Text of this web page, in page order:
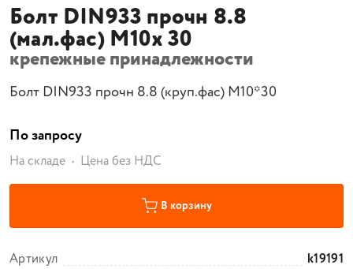
Болт DIN933 прочн 8.8
(мал.фас) М10х 30
крепежные принадлежности
Болт DIN933 прочн 8.8 (круп.фас) М10*30
По запросу
На складе Цена без НДС
В корзину
Артикул
k19191